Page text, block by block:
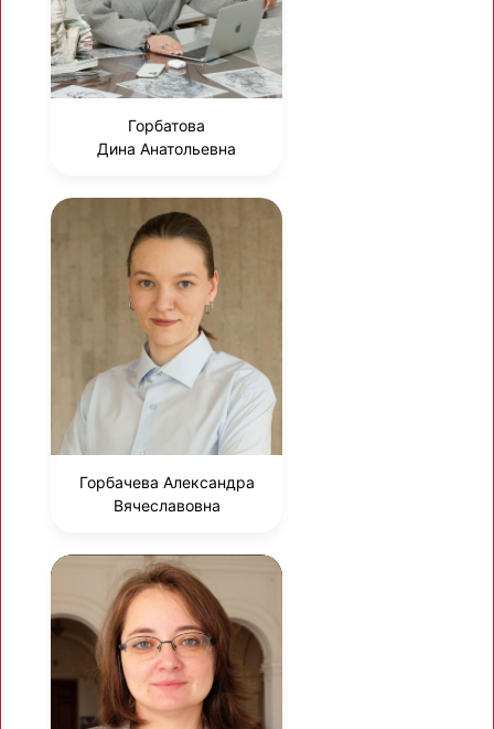
Горбатова
Дина Анатольевна
Горбачева Александра
Вячеславовна